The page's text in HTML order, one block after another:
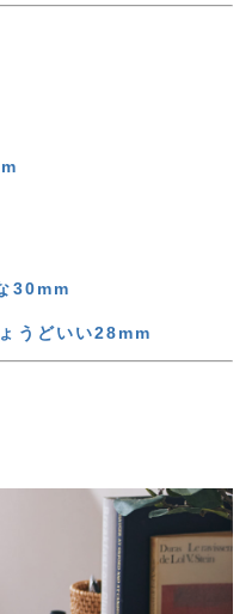
30mm
うどいい28mm